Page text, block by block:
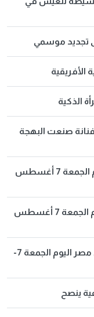
تجديد موسمي
الأفريقية
الذكية
فنانة صنعت البهجة
مواعيد قطارات «القاهرة - أسوان» اليوم الجمعة 7 أغسطس
مواقيت الصلاة في محافظات مصر اليوم الجمعة 7 أغسطس
شديد الحرارة.. تفاصيل حالة الطقس في مصر اليوم الجمعة 7-
ينصح